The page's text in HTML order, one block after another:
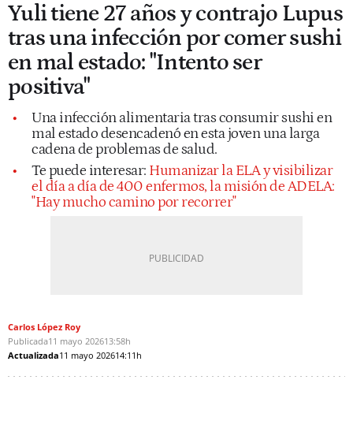
Yuli tiene 27 años y contrajo Lupus
tras una infección por comer sushi
en mal estado: "Intento ser
positiva"
Una infección alimentaria tras consumir sushi en
mal estado desencadenó en esta joven una larga
cadena de problemas de salud.
Te puede interesar: Humanizar la ELA y visibilizar
el día a día de 400 enfermos, la misión de ADELA:
"Hay mucho camino por recorrer"
Carlos López Roy
Publicada11 mayo 202613:58h
Actualizada11 mayo 202614:11h